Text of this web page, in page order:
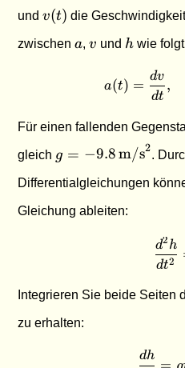
undv(t)
v(t) die
zwischena
a,v
v und h
h wie
a(t) =
dt
dv ,
Für einen fallenden
gleich g = -9.8 \,
\text{m/s}^2
g = −9.8m/s2.
Differentialgleichungen
Gleichung ableiten:
dt2
d2h
Integrieren Sie beide Seiten
zu erhalten:
dh